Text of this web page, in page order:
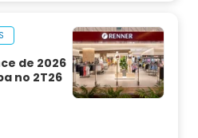
de 2026
no 2T26